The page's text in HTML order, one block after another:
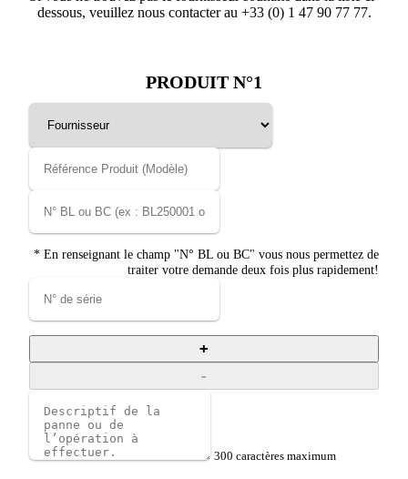
dessous, veuillez nous contacter au +33 (0) 1 47 90 77 77.
PRODUIT N°1
* En renseignant le champ "N° BL ou BC" vous nous permettez de
traiter votre demande deux fois plus rapidement!
+
-
300 caractères maximum